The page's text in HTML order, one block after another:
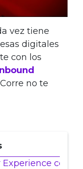
vez tiene
digitales
con los
no te
con